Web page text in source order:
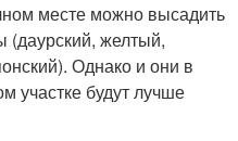
месте можно высадить
(даурский, желтый,
Однако и они в
участке будут лучше